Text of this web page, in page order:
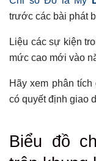
trước các bài phát
Liệu các sự kiện
mức cao mới vào
Hãy xem phân
có quyết định giao
Tổng hợp bài viết
Biểu đồ chỉ số
Biểu đồ